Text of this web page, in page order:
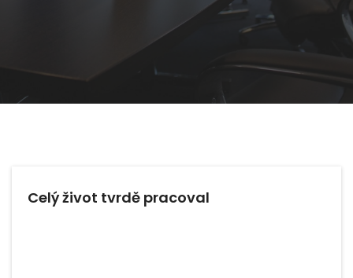
Celý život tvrdě pracoval